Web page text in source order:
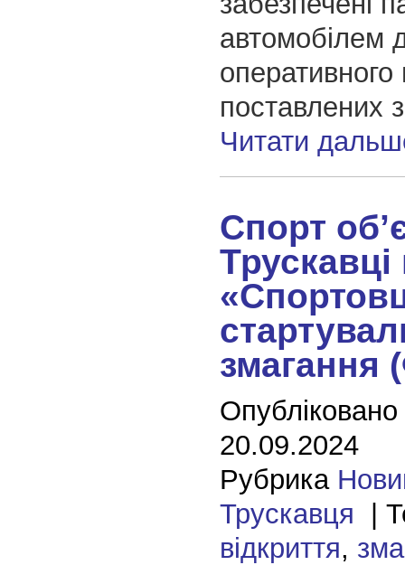
автомобілем
поставлених
Читати
Спорт
Трускавці
змагання
20.09.2024
Рубрика
Трускавця |
відкриття,